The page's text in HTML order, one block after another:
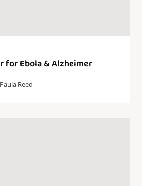
for Ebola & Alzheimer
Paula Reed